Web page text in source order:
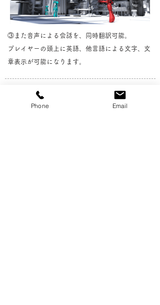
③また音声による会話を、同時翻訳可能。
​プレイヤーの頭上に英語、他言語による文字、文
章表示が可能になります。
既存のVR空間提供サービスでは制約があり、また
細かな設定が出来ない場合、弊社の持つXR技術
Phone Email